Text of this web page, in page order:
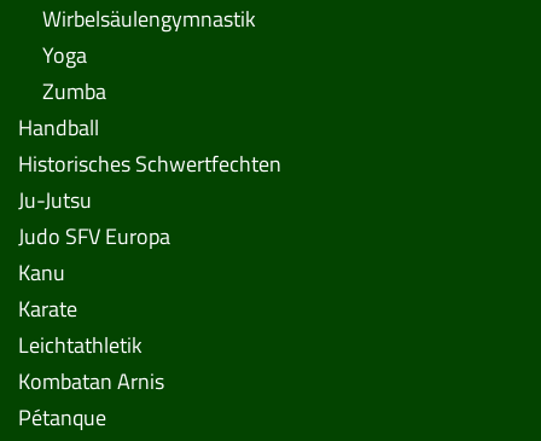
Wirbelsäulengymnastik
Yoga
Zumba
Handball
Historisches Schwertfechten
Ju-Jutsu
Judo SFV Europa
Kanu
Karate
Leichtathletik
Kombatan Arnis
Pétanque